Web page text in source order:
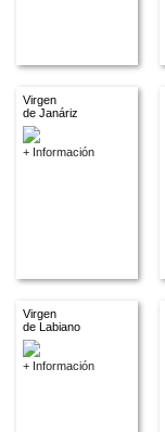
Virgen
de Janáriz
+ Información
Virgen
de Labiano
+ Información